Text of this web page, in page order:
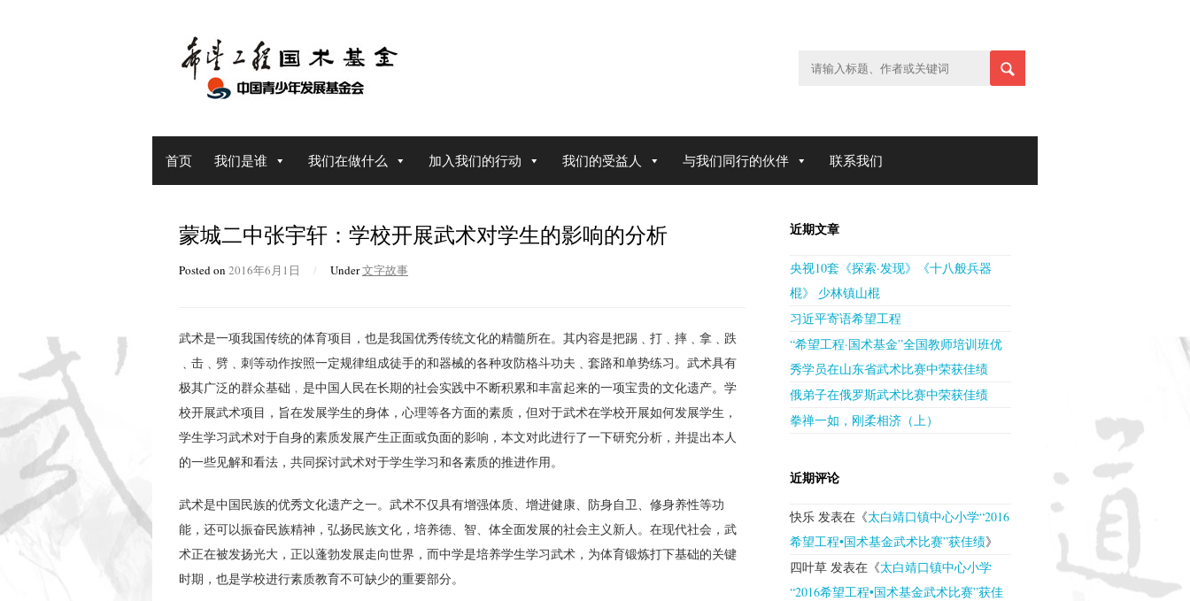
首页 我们是谁 我们在做什么 加入我们的行动 我们的受益人 与我们同行的伙伴 联系我们
蒙城二中张宇轩：学校开展武术对学生的影响的分析
Posted on 2016年6月1日 / Under文字故事
武术是一项我国传统的体育项目，也是我国优秀传统文化的精髓所在。其内容是把踢﹑打﹑摔﹑拿﹑跌
﹑击﹑劈﹑刺等动作按照一定规律组成徒手的和器械的各种攻防格斗功夫﹑套路和单势练习。武术具有
极其广泛的群众基础﹐是中国人民在长期的社会实践中不断积累和丰富起来的一项宝贵的文化遗产。学
校开展武术项目，旨在发展学生的身体，心理等各方面的素质，但对于武术在学校开展如何发展学生，
学生学习武术对于自身的素质发展产生正面或负面的影响，本文对此进行了一下研究分析，并提出本人
的一些见解和看法，共同探讨武术对于学生学习和各素质的推进作用。
武术是中国民族的优秀文化遗产之一。武术不仅具有增强体质、增进健康、防身自卫、修身养性等功
能，还可以振奋民族精神，弘扬民族文化，培养德、智、体全面发展的社会主义新人。在现代社会，武
术正在被发扬光大，正以蓬勃发展走向世界，而中学是培养学生学习武术，为体育锻炼打下基础的关键
时期，也是学校进行素质教育不可缺少的重要部分。
近期文章
央视10套《探索·发现》《十八般兵器
棍》 少林镇山棍
习近平寄语希望工程
“希望工程·国术基金”全国教师培训班优
秀学员在山东省武术比赛中荣获佳绩
俄弟子在俄罗斯武术比赛中荣获佳绩
拳禅一如，刚柔相济（上）
近期评论
快乐 发表在《太白靖口镇中心小学“2016
希望工程•国术基金武术比赛”获佳绩》
四叶草 发表在《太白靖口镇中心小学
“2016希望工程•国术基金武术比赛”获佳